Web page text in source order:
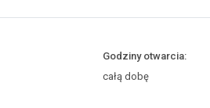
Godziny otwarcia:
całą dobę